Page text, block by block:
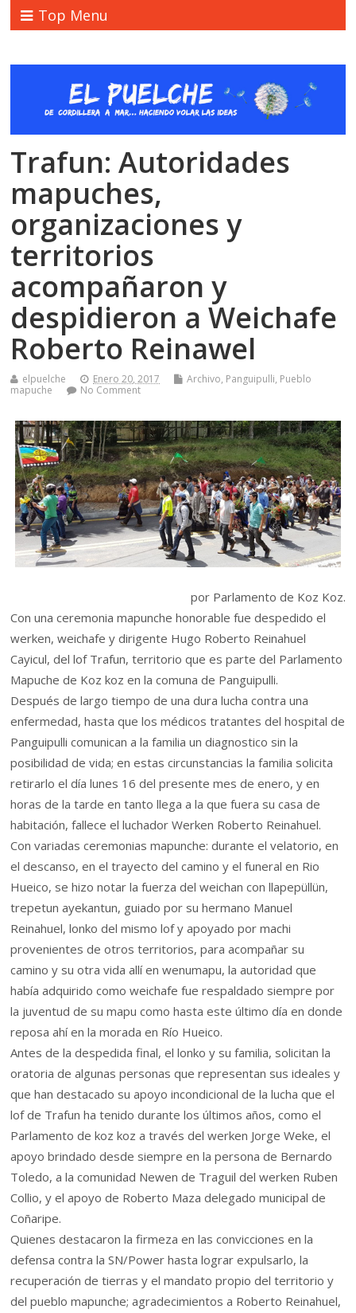
Top Menu
Trafun: Autoridades
mapuches,
organizaciones y
territorios
acompañaron y
despidieron a Weichafe
Roberto Reinawel
elpuelche Enero 20, 2017 Archivo, Panguipulli, Pueblo
mapuche
No Comment
por Parlamento de Koz Koz.
Con una ceremonia mapunche honorable fue despedido el
werken, weichafe y dirigente Hugo Roberto Reinahuel
Cayicul, del lof Trafun, territorio que es parte del Parlamento
Mapuche de Koz koz en la comuna de Panguipulli.
Después de largo tiempo de una dura lucha contra una
enfermedad, hasta que los médicos tratantes del hospital de
Panguipulli comunican a la familia un diagnostico sin la
posibilidad de vida; en estas circunstancias la familia solicita
retirarlo el día lunes 16 del presente mes de enero, y en
horas de la tarde en tanto llega a la que fuera su casa de
habitación, fallece el luchador Werken Roberto Reinahuel.
Con variadas ceremonias mapunche: durante el velatorio, en
el descanso, en el trayecto del camino y el funeral en Rio
Hueico, se hizo notar la fuerza del weichan con llapepüllün,
trepetun ayekantun, guiado por su hermano Manuel
Reinahuel, lonko del mismo lof y apoyado por machi
provenientes de otros territorios, para acompañar su
camino y su otra vida allí en wenumapu, la autoridad que
había adquirido como weichafe fue respaldado siempre por
la juventud de su mapu como hasta este último día en donde
reposa ahí en la morada en Río Hueico.
Antes de la despedida final, el lonko y su familia, solicitan la
oratoria de algunas personas que representan sus ideales y
que han destacado su apoyo incondicional de la lucha que el
lof de Trafun ha tenido durante los últimos años, como el
Parlamento de koz koz a través del werken Jorge Weke, el
apoyo brindado desde siempre en la persona de Bernardo
Toledo, a la comunidad Newen de Traguil del werken Ruben
Collio, y el apoyo de Roberto Maza delegado municipal de
Coñaripe.
Quienes destacaron la firmeza en las convicciones en la
defensa contra la SN/Power hasta lograr expulsarlo, la
recuperación de tierras y el mandato propio del territorio y
del pueblo mapunche; agradecimientos a Roberto Reinahuel,